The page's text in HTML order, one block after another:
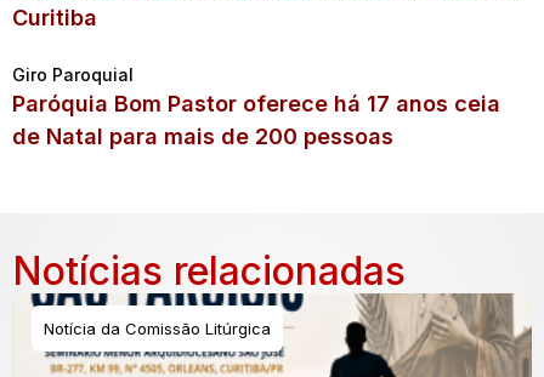
Curitiba
Giro Paroquial
Paróquia Bom Pastor oferece há 17 anos ceia
de Natal para mais de 200 pessoas
Notícias relacionadas
Notícia da Comissão Litúrgica